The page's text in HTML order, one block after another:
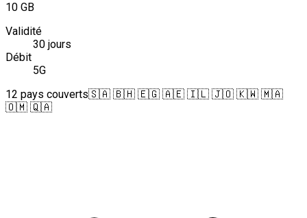
10 GB
Validité
30 jours
Débit
5G
12 pays couverts🇸🇦 🇧🇭 🇪🇬 🇦🇪 🇮🇱 🇯🇴 🇰🇼 🇲🇦
🇴🇲 🇶🇦